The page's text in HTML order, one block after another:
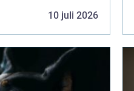
10 juli 2026